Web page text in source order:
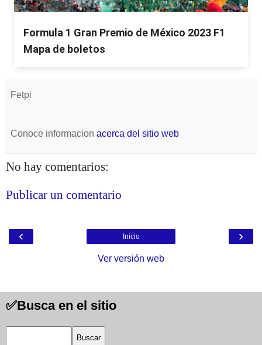
Formula 1 Gran Premio de México 2023 F1
Mapa de boletos
Fetpi
Conoce informacion acerca del sitio web
No hay comentarios:
Publicar un comentario
‹ ›
Inicio
Ver versión web
Busca en el sitio